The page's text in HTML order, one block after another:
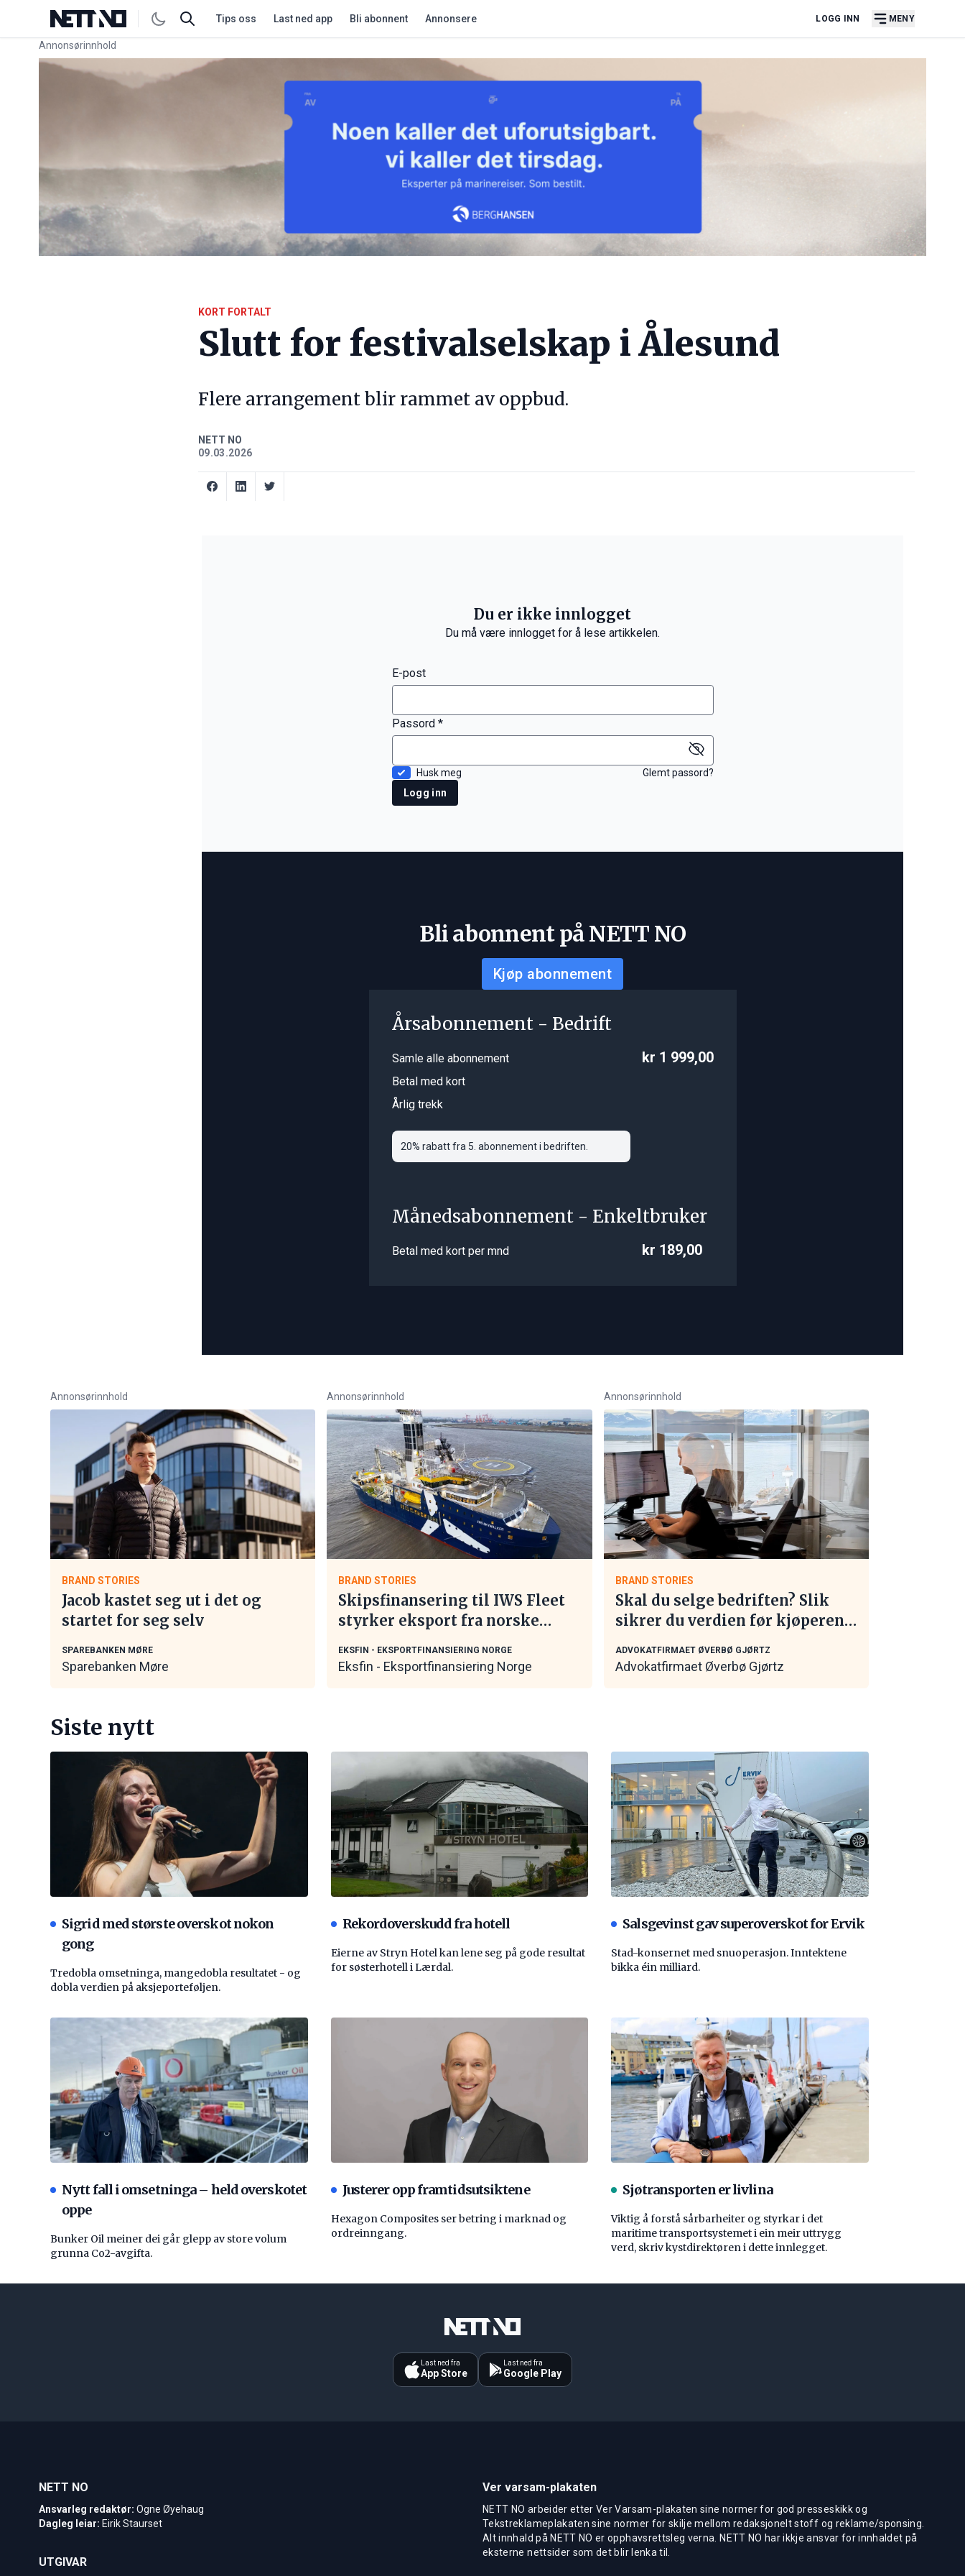
Tips oss Last ned app Bli abonnent Annonsere LOGG INN MENY
Annonsørinnhold
Link for annonse
KORT FORTALT
Slutt for festivalselskap i Ålesund
Flere arrangement blir rammet av oppbud.
NETT NO
09.03.2026
Du er ikke innlogget
Du må være innlogget for å lese artikkelen.
E-post
Passord *
Husk meg
Glemt passord?
Logg inn
Bli abonnent på NETT NO
Kjøp abonnement
Årsabonnement - Bedrift
Samle alle abonnement
Betal med kort
Årlig trekk
20% rabatt fra 5. abonnement i bedriften.
kr 1 999,00
Månedsabonnement - Enkeltbruker
Betal med kort per mnd kr 189,00
Annonsørinnhold
BRAND STORIES
Jacob kastet seg ut i det og
startet for seg selv
SPAREBANKEN MØRE
Sparebanken Møre
Annonsørinnhold
BRAND STORIES
Skipsfinansering til IWS Fleet
styrker eksport fra norske
EKSFIN - EKSPORTFINANSIERING NORGE
Eksfin - Eksportfinansiering Norge
Annonsørinnhold
BRAND STORIES
Skal du selge bedriften? Slik
sikrer du verdien før kjøperen
ADVOKATFIRMAET ØVERBØ GJØRTZ
Advokatfirmaet Øverbø Gjørtz
Siste nytt
Sigrid med største overskot nokon
gong
Tredobla omsetninga, mangedobla resultatet - og
dobla verdien på aksjeporteføljen.
Rekordoverskudd fra hotell
Eierne av Stryn Hotel kan lene seg på gode resultat
for søsterhotell i Lærdal.
Salsgevinst gav superoverskot for Ervik
Stad-konsernet med snuoperasjon. Inntektene
bikka éin milliard.
Nytt fall i omsetninga – held overskotet
oppe
Bunker Oil meiner dei går glepp av store volum
grunna Co2-avgifta.
Justerer opp framtidsutsiktene
Hexagon Composites ser betring i marknad og
ordreinngang.
Sjøtransporten er livlina
Viktig å forstå ­sårbarheiter og styrkar i det
maritime transport­systemet i ein meir uttrygg
verd, skriv kystdirektøren i dette innlegget.
Last ned fra
App Store
Last ned fra
Google Play
NETT NO
Ansvarleg redaktør: Ogne Øyehaug
Dagleg leiar: Eirik Staurset
UTGIVAR
Ver varsam-plakaten
NETT NO arbeider etter Ver Varsam-plakaten sine normer for god presseskikk og
Tekstreklameplakaten sine normer for skilje mellom redaksjonelt stoff og reklame/sponsing.
Alt innhald på NETT NO er opphavsrettsleg verna. NETT NO har ikkje ansvar for innhaldet på
eksterne nettsider som det blir lenka til.